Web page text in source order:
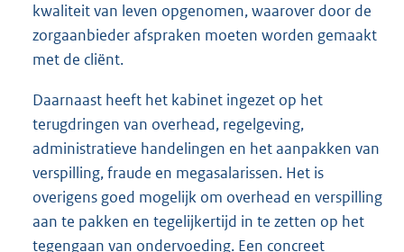
kwaliteit van leven opgenomen, waarover door de
zorgaanbieder afspraken moeten worden gemaakt
met de cliënt.
Daarnaast heeft het kabinet ingezet op het
terugdringen van overhead, regelgeving,
administratieve handelingen en het aanpakken van
verspilling, fraude en megasalarissen. Het is
overigens goed mogelijk om overhead en verspilling
aan te pakken en tegelijkertijd in te zetten op het
tegengaan van ondervoeding. Een concreet